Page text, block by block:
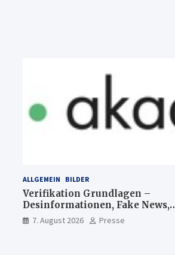
ALLGEMEIN BILDER
Verifikation Grundlagen –
Desinformationen, Fake News,
manipulierte Inhalte | dpa-
Akademie
7. August 2026 Presse